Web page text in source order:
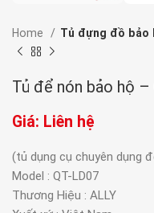
Home Tủ đựng đồ bảo
Tủ để nón bảo hộ –
Giá: Liên hệ
(tủ dụng cụ chuyên dụng
Model : QT-LD07
​Thương Hiệu : ALLY